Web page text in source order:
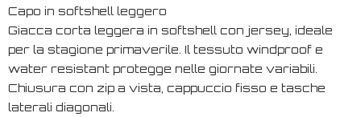
Capo in softshell leggero
Giacca corta leggera in softshell con jersey, ideale
per la stagione primaverile. Il tessuto windproof e
water resistant protegge nelle giornate variabili.
Chiusura con zip a vista, cappuccio fisso e tasche
laterali diagonali.